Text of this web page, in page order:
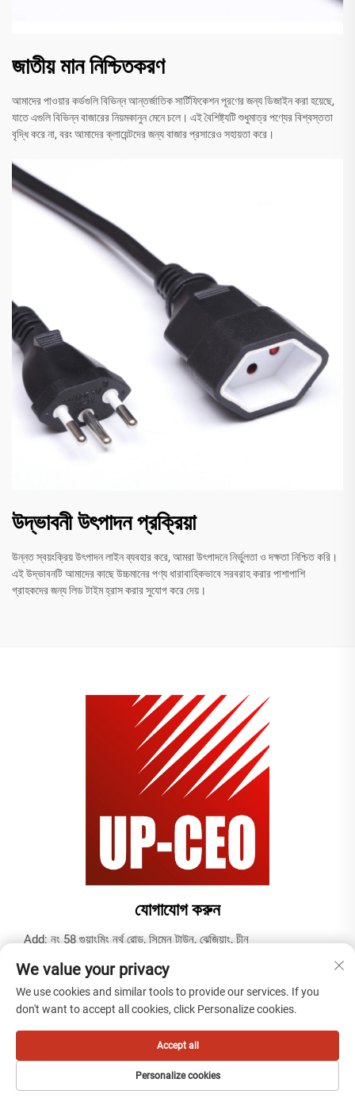
জাতীয় মান নিশ্চিতকরণ
আমাদের পাওয়ার কর্ডগুলি বিভিন্ন আন্তর্জাতিক সার্টিফিকেশন পূরণের জন্য ডিজাইন করা হয়েছে,
যাতে এগুলি বিভিন্ন বাজারের নিয়মকানুন মেনে চলে। এই বৈশিষ্ট্যটি শুধুমাত্র পণ্যের বিশ্বস্ততা
বৃদ্ধি করে না, বরং আমাদের ক্লায়েন্টদের জন্য বাজার প্রসারেও সহায়তা করে।
উদ্ভাবনী উৎপাদন প্রক্রিয়া
উন্নত স্বয়ংক্রিয় উৎপাদন লাইন ব্যবহার করে, আমরা উৎপাদনে নির্ভুলতা ও দক্ষতা নিশ্চিত করি।
এই উদ্ভাবনটি আমাদের কাছে উচ্চমানের পণ্য ধারাবাহিকভাবে সরবরাহ করার পাশাপাশি
গ্রাহকদের জন্য লিড টাইম হ্রাস করার সুযোগ করে দেয়।
যোগাযোগ করুন
Add: নং 58 গুয়াংমিং নর্থ রোড, সিমেন টাউন, ঝেজিয়াং, চীন
টেল: +86-19937679823
ইমেইল:[email protected]
কপিরাইট © 2025 টিয়ানতাই কেবল (নিংবো) কোং, লিমিটেড দ্বারা -
We value your privacy
We use cookies and similar tools to provide our services. If you
don't want to accept all cookies, click Personalize cookies.
Personalize cookies
Accept all